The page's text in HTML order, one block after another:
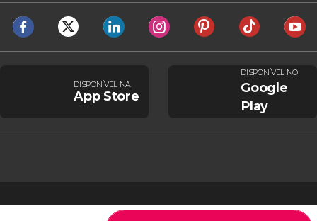
DISPONÍVEL NA
App Store
DISPONÍVEL NO
Google
Play